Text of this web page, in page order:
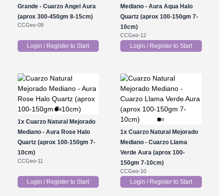
Grande - Cuarzo Angel Aura
(aprox 300-450gm 8-15cm)
CCGeo-09
Login / Register to Start
Mediano - Aura Aqua Halo
Quartz (aprox 100-150gm 7-
10cm)
CCGeo-12
Login / Register to Start
1xCuarzo Natural Mejorado
Mediano - Aura Rose Halo
Quartz (aprox 100-150gm 7-
10cm)
CCGeo-11
Login / Register to Start
1x Cuarzo Natural Mejorado
Mediano - Cuarzo Llama
Verde Aura (aprox 100-
150gm 7-10cm)
CCGeo-10
Login / Register to Start